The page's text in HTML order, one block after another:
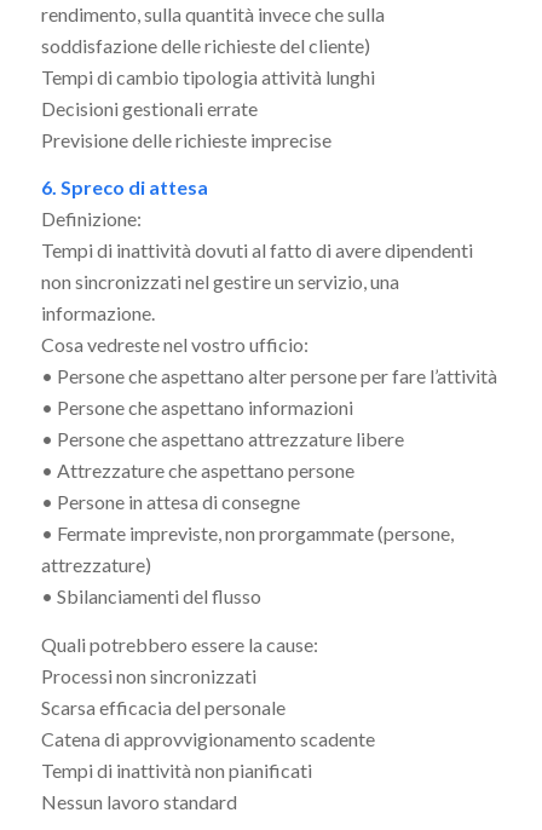
rendimento, sulla quantità invece che sulla
soddisfazione delle richieste del cliente)
Tempi di cambio tipologia attività lunghi
Decisioni gestionali errate
Previsione delle richieste imprecise
6. Spreco di attesa
Definizione:
Tempi di inattività dovuti al fatto di avere dipendenti
non sincronizzati nel gestire un servizio, una
informazione.
Cosa vedreste nel vostro ufficio:
• Persone che aspettano alter persone per fare l’attività
• Persone che aspettano informazioni
• Persone che aspettano attrezzature libere
• Attrezzature che aspettano persone
• Persone in attesa di consegne
• Fermate impreviste, non prorgammate (persone,
attrezzature)
• Sbilanciamenti del flusso
Quali potrebbero essere la cause:
Processi non sincronizzati
Scarsa efficacia del personale
Catena di approvvigionamento scadente
Tempi di inattività non pianificati
Nessun lavoro standard